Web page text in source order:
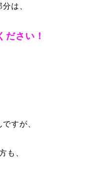
は、
ださい！
すが、
も、